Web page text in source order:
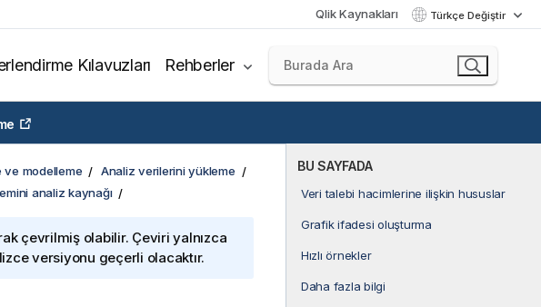
Qlik Kaynakları Türkçe Değiştir
Kılavuzları Rehberler
BU SAYFADA
Veri talebi hacimlerine ilişkin hususlar
Grafik ifadesi oluşturma
Hızlı örnekler
Daha fazla bilgi
ve modelleme
Analiz verilerini yükleme
analiz kaynağı
çevrilmiş olabilir. Çeviri yalnızca
versiyonu geçerli olacaktır.